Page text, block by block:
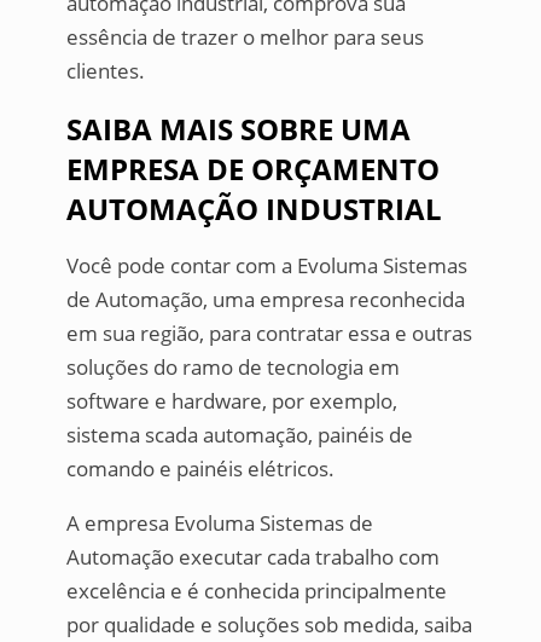
essência de trazer o melhor para seus
clientes.
SAIBA MAIS SOBRE UMA
EMPRESA DE ORÇAMENTO
AUTOMAÇÃO INDUSTRIAL
Você pode contar com a Evoluma Sistemas
de Automação, uma empresa reconhecida
em sua região, para contratar essa e outras
soluções do ramo de tecnologia em
software e hardware, por exemplo,
sistema scada automação, painéis de
comando e painéis elétricos.
A empresa Evoluma Sistemas de
Automação executar cada trabalho com
excelência e é conhecida principalmente
por qualidade e soluções sob medida, saiba